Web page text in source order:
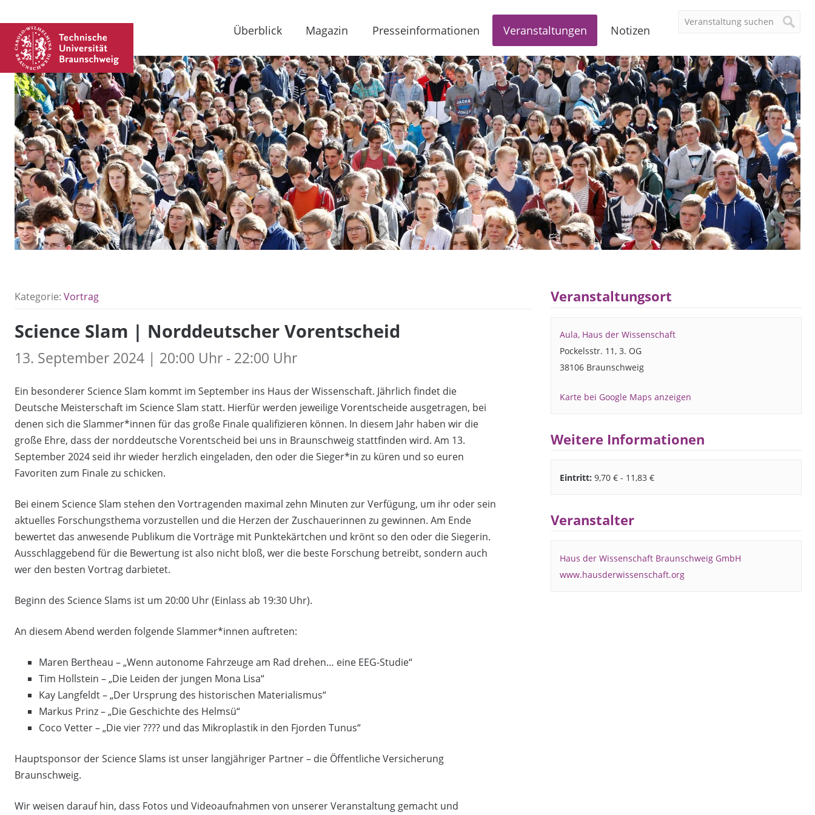
Überblick Magazin Presseinformationen Veranstaltungen Notizen
Kategorie: Vortrag
Science Slam | Norddeutscher Vorentscheid
13. September 2024 | 20:00 Uhr - 22:00 Uhr
Ein besonderer Science Slam kommt im September ins Haus der Wissenschaft. Jährlich findet die
Deutsche Meisterschaft im Science Slam statt. Hierfür werden jeweilige Vorentscheide ausgetragen, bei
denen sich die Slammer*innen für das große Finale qualifizieren können. In diesem Jahr haben wir die
große Ehre, dass der norddeutsche Vorentscheid bei uns in Braunschweig stattfinden wird. Am 13.
September 2024 seid ihr wieder herzlich eingeladen, den oder die Sieger*in zu küren und so euren
Favoriten zum Finale zu schicken.
Bei einem Science Slam stehen den Vortragenden maximal zehn Minuten zur Verfügung, um ihr oder sein
aktuelles Forschungsthema vorzustellen und die Herzen der Zuschauerinnen zu gewinnen. Am Ende
bewertet das anwesende Publikum die Vorträge mit Punktekärtchen und krönt so den oder die Siegerin.
Ausschlaggebend für die Bewertung ist also nicht bloß, wer die beste Forschung betreibt, sondern auch
wer den besten Vortrag darbietet.
Beginn des Science Slams ist um 20:00 Uhr (Einlass ab 19:30 Uhr).
An diesem Abend werden folgende Slammer*innen auftreten:
Maren Bertheau – „Wenn autonome Fahrzeuge am Rad drehen… eine EEG-Studie“
Tim Hollstein – „Die Leiden der jungen Mona Lisa“
Kay Langfeldt – „Der Ursprung des historischen Materialismus“
Markus Prinz – „Die Geschichte des Helmsü“
Coco Vetter – „Die vier ???? und das Mikroplastik in den Fjorden Tunus“
Hauptsponsor der Science Slams ist unser langjähriger Partner – die Öffentliche Versicherung
Braunschweig.
Wir weisen darauf hin, dass Fotos und Videoaufnahmen von unserer Veranstaltung gemacht und
Veranstaltungsort
Aula, Haus der Wissenschaft
Pockelsstr. 11, 3. OG
38106 Braunschweig
Karte bei Google Maps anzeigen
Weitere Informationen
Eintritt: 9,70 € - 11,83 €
Veranstalter
Haus der Wissenschaft Braunschweig GmbH
www.hausderwissenschaft.org